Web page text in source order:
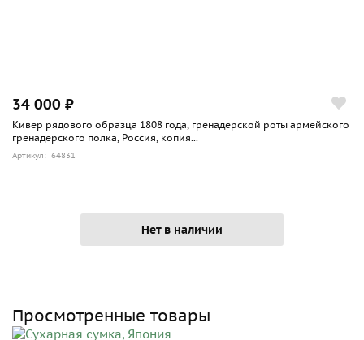
34 000 ₽
Кивер рядового образца 1808 года, гренадерской роты армейского
гренадерского полка, Россия, копия...
Артикул: 64831
Нет в наличии
Просмотренные товары